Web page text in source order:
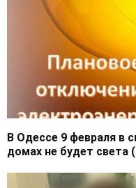
В Одессе 9 февраля в
домах не будет света